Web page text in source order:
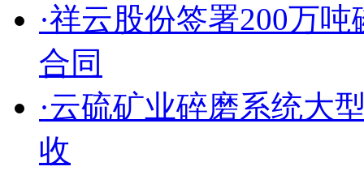
·祥云股份签署200万
合同
·云硫矿业碎磨系统大
收